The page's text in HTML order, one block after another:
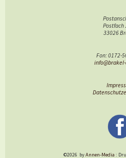
Postfach
33026
Fon: 0172-
©2026 byAnnen-Media :